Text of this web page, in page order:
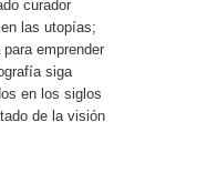
curador
las utopías;
emprender
siga
en los siglos
de la visión